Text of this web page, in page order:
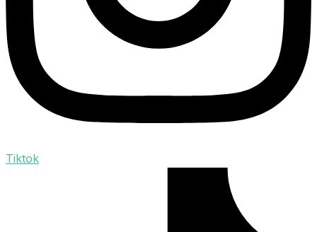
Tiktok